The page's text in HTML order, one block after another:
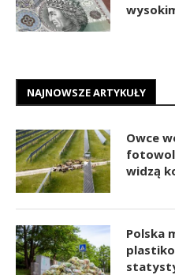
NAJNOWSZE ARTYKUŁY
Owce
widzą
Polska